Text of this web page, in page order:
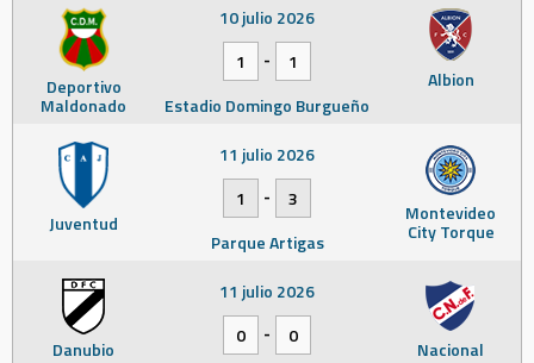
Deportivo
Maldonado
Albion
10 julio 2026
1
-
1
Estadio Domingo Burgueño
Juventud Montevideo
City Torque
11 julio 2026
1
-
3
Parque Artigas
Danubio Nacional
11 julio 2026
0
-
0